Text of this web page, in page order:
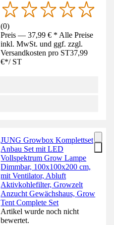
(0)
Preis — 37,99 € * Alle Preise
inkl. MwSt. und ggf. zzgl.
Versandkosten pro ST37,99
€*/ ST
JUNG Growbox Komplettset
Anbau Set mit LED
Vollspektrum Grow Lampe
Dimmbar, 100x100x200 cm,
mit Ventilator, Abluft
Aktivkohlefilter, Growzelt
Anzucht Gewächshaus, Grow
Tent Complete Set
Artikel wurde noch nicht
bewertet.